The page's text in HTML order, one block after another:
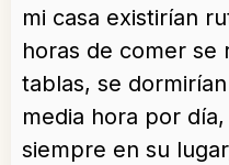
mi casa existirían
horas de comer se
tablas, se
media hora por
siempre en su